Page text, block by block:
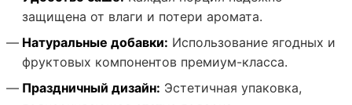
защищена от влаги и потери аромата.
Натуральные добавки: Использование ягодных и
фруктовых компонентов премиум-класса.
Праздничный дизайн: Эстетичная упаковка,